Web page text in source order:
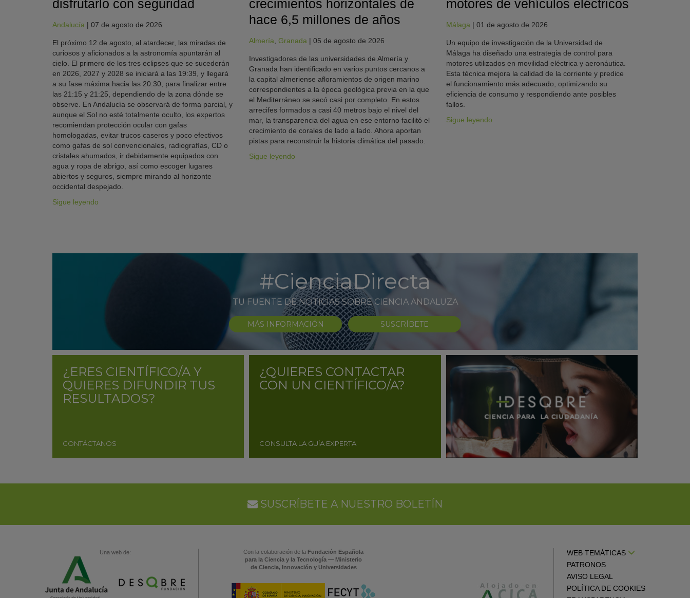
disfrutarlo con seguridad
Andalucía | 07 de agosto de 2026
El próximo 12 de agosto, al atardecer, las miradas de
curiosos y aficionados a la astronomía apuntarán al
cielo. El primero de los tres eclipses que se sucederán
en 2026, 2027 y 2028 se iniciará a las 19:39, y llegará
a su fase máxima hacia las 20:30, para finalizar entre
las 21:15 y 21:25, dependiendo de la zona dónde se
observe. En Andalucía se observará de forma parcial, y
aunque el Sol no esté totalmente oculto, los expertos
recomiendan protección ocular con gafas
homologadas, evitar trucos caseros y poco efectivos
como gafas de sol convencionales, radiografías, CD o
cristales ahumados, ir debidamente equipados con
agua y ropa de abrigo, así como escoger lugares
abiertos y seguros, siempre mirando al horizonte
occidental despejado.
Sigue leyendo
crecimientos horizontales de
hace 6,5 millones de años
Almería,Granada |05 de agosto de 2026
Investigadores de las universidades de Almería y
Granada han identificado en varios puntos cercanos a
la capital almeriense afloramientos de origen marino
correspondientes a la época geológica previa en la que
el Mediterráneo se secó casi por completo. En estos
arrecifes formados a casi 40 metros bajo el nivel del
mar, la transparencia del agua en ese entorno facilitó el
crecimiento de corales de lado a lado. Ahora aportan
pistas para reconstruir la historia climática del pasado.
Sigue leyendo
motores de vehículos eléctricos
Málaga| 01 de agosto de 2026
Un equipo de investigación de la Universidad de
Málaga ha diseñado una estrategia de control para
motores utilizados en movilidad eléctrica y aeronáutica.
Esta técnica mejora la calidad de la corriente y predice
el funcionamiento más adecuado, optimizando su
eficiencia de consumo y respondiendo ante posibles
fallos.
Sigue leyendo
#CienciaDirecta
TU FUENTE DE NOTICIAS SOBRE CIENCIA ANDALUZA
MÁS INFORMACIÓN SUSCRÍBETE
¿ERES CIENTÍFICO/A Y
QUIERES DIFUNDIR TUS
RESULTADOS?
CONTÁCTANOS
¿QUIERES CONTACTAR
CON UN CIENTÍFICO/A?
CONSULTA LA GUÍA EXPERTA
SUSCRÍBETE A NUESTRO BOLETÍN
Una web de: Con la colaboración de la Fundación Española
para la Ciencia y la Tecnología — Ministerio
de Ciencia, Innovación y Universidades
WEB TEMÁTICAS
PATRONOS
AVISO LEGAL
POLÍTICA DE COOKIES